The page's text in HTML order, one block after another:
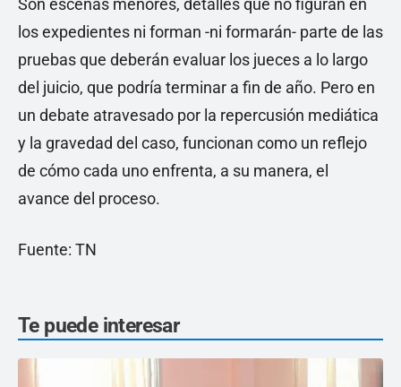
Son escenas menores, detalles que no figuran en
los expedientes ni forman -ni formarán- parte de las
pruebas que deberán evaluar los jueces a lo largo
del juicio, que podría terminar a fin de año. Pero en
un debate atravesado por la repercusión mediática
y la gravedad del caso, funcionan como un reflejo
de cómo cada uno enfrenta, a su manera, el
avance del proceso.
Fuente: TN
Te puede interesar